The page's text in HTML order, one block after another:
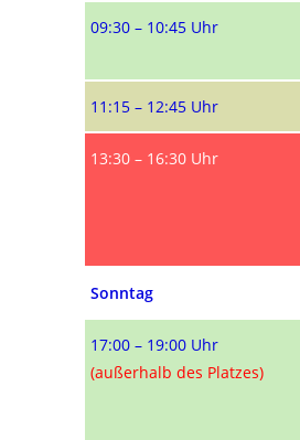
09:30 – 10:45 Uhr
11:15 – 12:45 Uhr
13:30 – 16:30 Uhr
Sonntag
17:00 – 19:00 Uhr
(außerhalb des Platzes)